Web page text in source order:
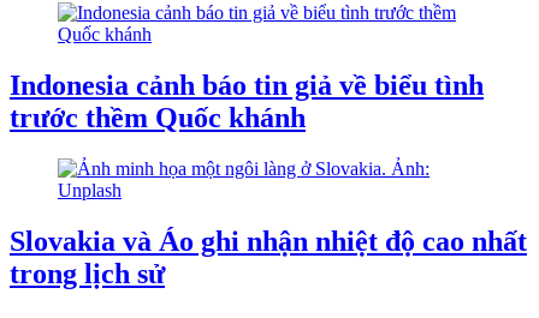
Indonesia cảnh báo tin giả về biểu tình
trước thềm Quốc khánh
Slovakia và Áo ghi nhận nhiệt độ cao nhất
trong lịch sử